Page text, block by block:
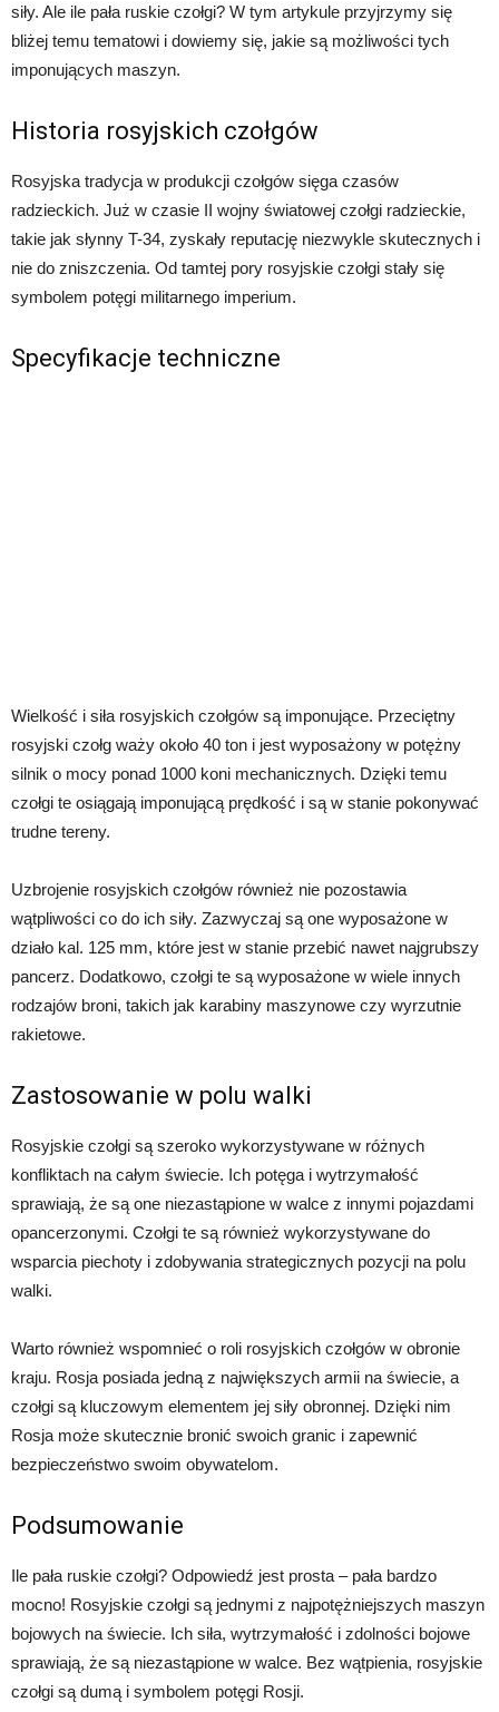
siły. Ale ile pała ruskie czołgi? W tym artykule przyjrzymy się
bliżej temu tematowi i dowiemy się, jakie są możliwości tych
imponujących maszyn.
Historia rosyjskich czołgów
Rosyjska tradycja w produkcji czołgów sięga czasów
radzieckich. Już w czasie II wojny światowej czołgi radzieckie,
takie jak słynny T-34, zyskały reputację niezwykle skutecznych i
nie do zniszczenia. Od tamtej pory rosyjskie czołgi stały się
symbolem potęgi militarnego imperium.
Specyfikacje techniczne
Wielkość i siła rosyjskich czołgów są imponujące. Przeciętny
rosyjski czołg waży około 40 ton i jest wyposażony w potężny
silnik o mocy ponad 1000 koni mechanicznych. Dzięki temu
czołgi te osiągają imponującą prędkość i są w stanie pokonywać
trudne tereny.
Uzbrojenie rosyjskich czołgów również nie pozostawia
wątpliwości co do ich siły. Zazwyczaj są one wyposażone w
działo kal. 125 mm, które jest w stanie przebić nawet najgrubszy
pancerz. Dodatkowo, czołgi te są wyposażone w wiele innych
rodzajów broni, takich jak karabiny maszynowe czy wyrzutnie
rakietowe.
Zastosowanie w polu walki
Rosyjskie czołgi są szeroko wykorzystywane w różnych
konfliktach na całym świecie. Ich potęga i wytrzymałość
sprawiają, że są one niezastąpione w walce z innymi pojazdami
opancerzonymi. Czołgi te są również wykorzystywane do
wsparcia piechoty i zdobywania strategicznych pozycji na polu
walki.
Warto również wspomnieć o roli rosyjskich czołgów w obronie
kraju. Rosja posiada jedną z największych armii na świecie, a
czołgi są kluczowym elementem jej siły obronnej. Dzięki nim
Rosja może skutecznie bronić swoich granic i zapewnić
bezpieczeństwo swoim obywatelom.
Podsumowanie
Ile pała ruskie czołgi? Odpowiedź jest prosta – pała bardzo
mocno! Rosyjskie czołgi są jednymi z najpotężniejszych maszyn
bojowych na świecie. Ich siła, wytrzymałość i zdolności bojowe
sprawiają, że są niezastąpione w walce. Bez wątpienia, rosyjskie
czołgi są dumą i symbolem potęgi Rosji.